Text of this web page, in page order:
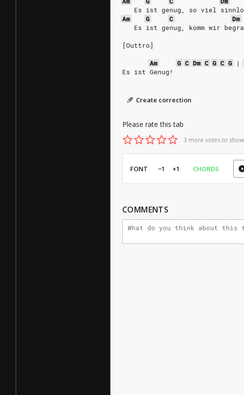
Es ist genug, so viel
Am
G C Dm
Es ist genug, komm wir
[Outtro]
Am
G C Dm C G C G |
Es ist Genug!
Create correction
Please rate this tab
3 more votes to
FONT −1 +1 CHORDS
COMMENTS